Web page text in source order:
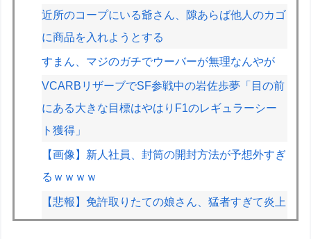
近所のコープにいる爺さん、隙あらば他人のカゴ
に商品を入れようとする
すまん、マジのガチでウーバーが無理なんやが
VCARBリザーブでSF参戦中の岩佐歩夢「目の前
にある大きな目標はやはりF1のレギュラーシー
ト獲得」
【画像】新人社員、封筒の開封方法が予想外すぎ
るｗｗｗｗ
【悲報】免許取りたての娘さん、猛者すぎて炎上
するｗｗｗｗ